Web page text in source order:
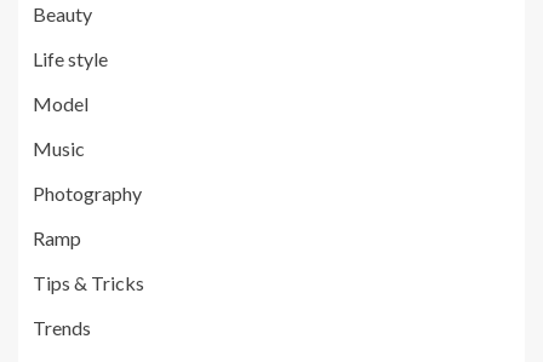
Beauty
Life style
Model
Music
Photography
Ramp
Tips & Tricks
Trends